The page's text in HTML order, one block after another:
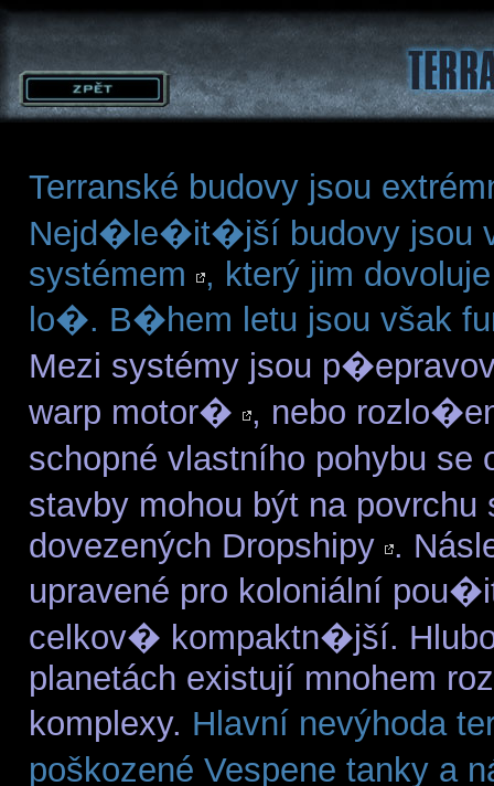
Terranské budovy jsou
Nejd�le�it�jší budovy jsou
systémem , který jim
lo�. B�hem letu jsou však
Mezi systémy jsou
warp motor� , nebo
schopné vlastního pohybu
stavby mohou být na
dovezených Dropshipy .
upravené pro koloniální
celkov� kompaktn�jší.
planetách existují mnohem
komplexy. Hlavní nevýhoda
poškozené Vespene tanky a